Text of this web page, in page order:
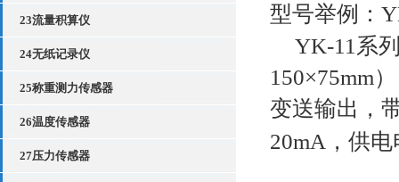
23流量积算仪
24无纸记录仪
25称重测力传感器
26温度传感器
27压力传感器
型号举例：
YK-11系
150×75mm
变送输出，
20mA， 供电